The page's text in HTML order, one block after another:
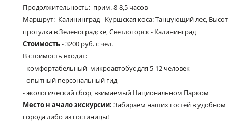
Продолжительность: прим. 8-8,5 часов
Маршрут: Калининград - Куршская коса: Танцующий лес,
прогулка в Зеленоградске, Светлогорск - Калининград
Стоимость- 3200 руб. с чел.
В стоимость входит:
- комфортабельный микроавтобус для 5-12 человек
- опытный персональный гид
- экологический сбор, взимаемый Национальном Парком
Место н ачало экскурсии: Забираем наших гостей в удобном
города либо из гостиницы!